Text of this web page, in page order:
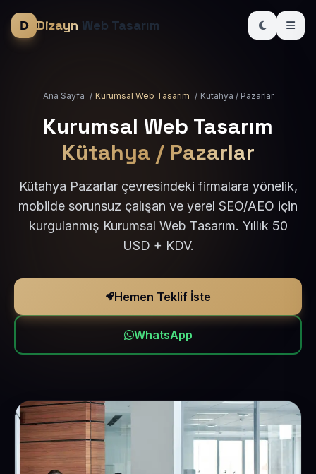
Dizayn Web Tasarım
Ana Sayfa / Kurumsal Web Tasarım / Kütahya / Pazarlar
Kurumsal Web Tasarım
Kütahya / Pazarlar
Kütahya Pazarlar çevresindeki firmalara yönelik,
mobilde sorunsuz çalışan ve yerel SEO/AEO için
kurgulanmış Kurumsal Web Tasarım. Yıllık 50
USD + KDV.
Hemen Teklif İste
WhatsApp